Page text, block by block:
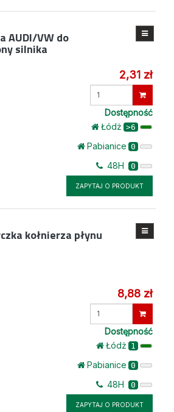
AUDI/VW do
silnika
2,31 zł
Wprowadź
Dostępność
Łódż >6
Pabianice 0
48H 0
ZAPYTAJ O PRODUKT
kołnierza płynu
8,88 zł
Wprowadź
Dostępność
Łódż 1
Pabianice 0
48H 0
ZAPYTAJ O PRODUKT